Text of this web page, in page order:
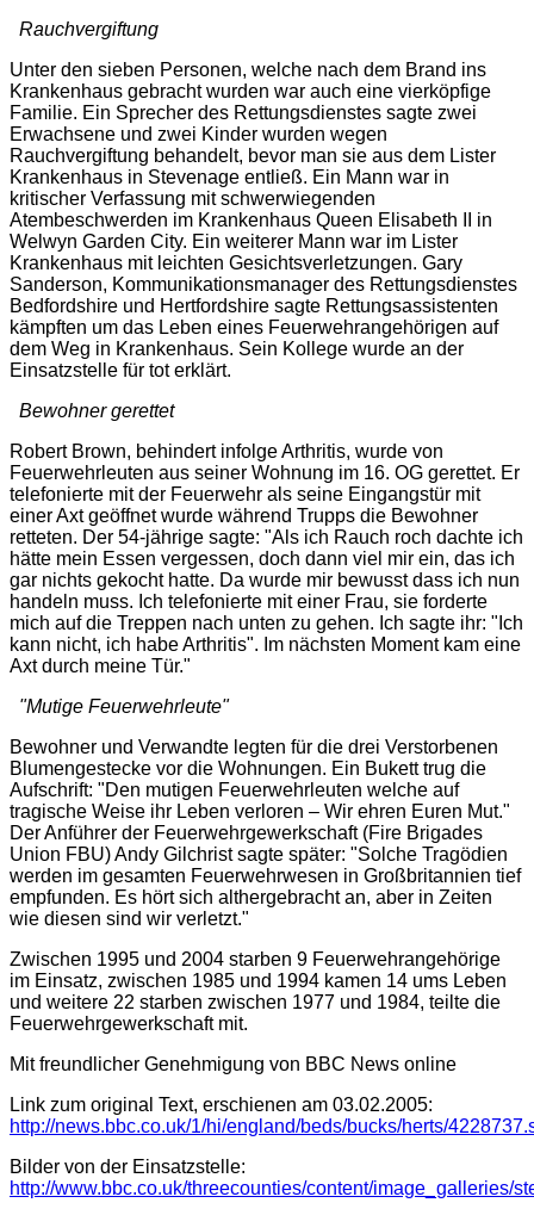
Rauchvergiftung
Unter den sieben Personen, welche nach dem Brand ins
Krankenhaus gebracht wurden war auch eine vierköpfige
Familie. Ein Sprecher des Rettungsdienstes sagte zwei
Erwachsene und zwei Kinder wurden wegen
Rauchvergiftung behandelt, bevor man sie aus dem Lister
Krankenhaus in Stevenage entließ. Ein Mann war in
kritischer Verfassung mit schwerwiegenden
Atembeschwerden im Krankenhaus Queen Elisabeth II in
Welwyn Garden City. Ein weiterer Mann war im Lister
Krankenhaus mit leichten Gesichtsverletzungen. Gary
Sanderson, Kommunikationsmanager des Rettungsdienstes
Bedfordshire und Hertfordshire sagte Rettungsassistenten
kämpften um das Leben eines Feuerwehrangehörigen auf
dem Weg in Krankenhaus. Sein Kollege wurde an der
Einsatzstelle für tot erklärt.
Bewohner gerettet
Robert Brown, behindert infolge Arthritis, wurde von
Feuerwehrleuten aus seiner Wohnung im 16. OG gerettet. Er
telefonierte mit der Feuerwehr als seine Eingangstür mit
einer Axt geöffnet wurde während Trupps die Bewohner
retteten. Der 54-jährige sagte: "Als ich Rauch roch dachte ich
hätte mein Essen vergessen, doch dann viel mir ein, das ich
gar nichts gekocht hatte. Da wurde mir bewusst dass ich nun
handeln muss. Ich telefonierte mit einer Frau, sie forderte
mich auf die Treppen nach unten zu gehen. Ich sagte ihr: " Ich
kann nicht, ich habe Arthritis". Im nächsten Moment kam eine
Axt durch meine Tür."
"Mutige Feuerwehrleute"
Bewohner und Verwandte legten für die drei Verstorbenen
Blumengestecke vor die Wohnungen. Ein Bukett trug die
Aufschrift: "Den mutigen Feuerwehrleuten welche auf
tragische Weise ihr Leben verloren – Wir ehren Euren Mut."
Der Anführer der Feuerwehrgewerkschaft (Fire Brigades
Union FBU) Andy Gilchrist sagte später: "Solche Tragödien
werden im gesamten Feuerwehrwesen in Großbritannien tief
empfunden. Es hört sich althergebracht an, aber in Zeiten
wie diesen sind wir verletzt."
Zwischen 1995 und 2004 starben 9 Feuerwehrangehörige
im Einsatz, zwischen 1985 und 1994 kamen 14 ums Leben
und weitere 22 starben zwischen 1977 und 1984, teilte die
Feuerwehrgewerkschaft mit.
Mit freundlicher Genehmigung von BBC News online
Link zum original Text, erschienen am 03.02.2005:
http://news.bbc.co.uk/1/hi/england/beds/bucks/herts/
Bilder von der Einsatzstelle:
http://www.bbc.co.uk/threecounties/content/image_galleries/